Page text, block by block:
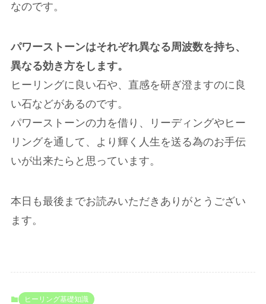
なのです。
パワーストーンはそれぞれ異なる周波数を持ち、
異なる効き方をします。
ヒーリングに良い石や、直感を研ぎ澄ますのに良
い石などがあるのです。
パワーストーンの力を借り、リーディングやヒー
リングを通して、より輝く人生を送る為のお手伝
いが出来たらと思っています。
本日も最後までお読みいただきありがとうござい
ます。
ヒーリング基礎知識